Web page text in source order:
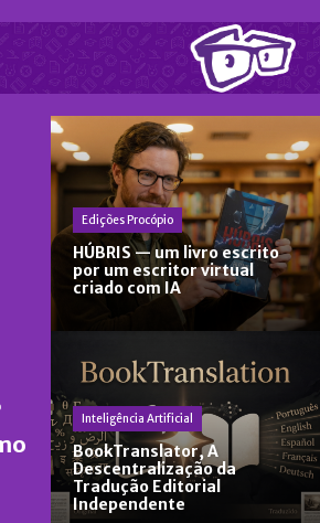
Edições Procópio
HÚBRIS — um livro escrito
por um escritor virtual
criado com IA
Inteligência Artificial
BookTranslator, A
Descentralização da
Tradução Editorial
Independente